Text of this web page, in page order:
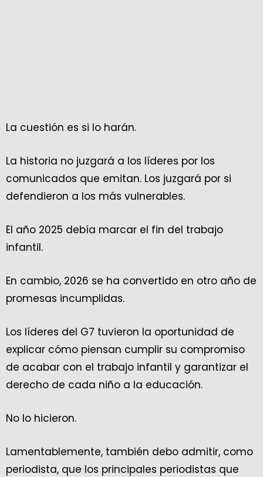
La cuestión es si lo harán.
La historia no juzgará a los líderes por los
comunicados que emitan. Los juzgará por si
defendieron a los más vulnerables.
El año 2025 debía marcar el fin del trabajo
infantil.
En cambio, 2026 se ha convertido en otro año de
promesas incumplidas.
Los líderes del G7 tuvieron la oportunidad de
explicar cómo piensan cumplir su compromiso
de acabar con el trabajo infantil y garantizar el
derecho de cada niño a la educación.
No lo hicieron.
Lamentablemente, también debo admitir, como
periodista, que los principales periodistas que